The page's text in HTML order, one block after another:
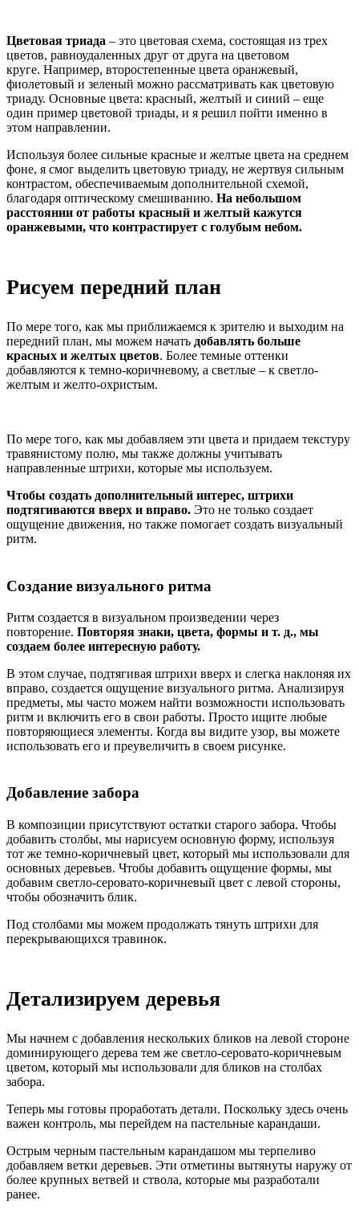
Цветовая триада – это цветовая схема, состоящая из трех
цветов, равноудаленных друг от друга на цветовом
круге. Например, второстепенные цвета оранжевый,
фиолетовый и зеленый можно рассматривать как цветовую
триаду. Основные цвета: красный, желтый и синий – еще
один пример цветовой триады, и я решил пойти именно в
этом направлении.
Используя более сильные красные и желтые цвета на среднем
фоне, я смог выделить цветовую триаду, не жертвуя сильным
контрастом, обеспечиваемым дополнительной схемой,
благодаря оптическому смешиванию. На небольшом
расстоянии от работы красный и желтый кажутся
оранжевыми, что контрастирует с голубым небом.
Рисуем передний план
По мере того, как мы приближаемся к зрителю и выходим на
передний план, мы можем начать добавлять больше
красных и желтых цветов. Более темные оттенки
добавляются к темно-коричневому, а светлые – к светло-
желтым и желто-охристым.
По мере того, как мы добавляем эти цвета и придаем текстуру
травянистому полю, мы также должны учитывать
направленные штрихи, которые мы используем.
Чтобы создать дополнительный интерес, штрихи
подтягиваются вверх и вправо. Это не только создает
ощущение движения, но также помогает создать визуальный
ритм.
Создание визуального ритма
Ритм создается в визуальном произведении через
повторение. Повторяя знаки, цвета, формы и т. д., мы
создаем более интересную работу.
В этом случае, подтягивая штрихи вверх и слегка наклоняя их
вправо, создается ощущение визуального ритма. Анализируя
предметы, мы часто можем найти возможности использовать
ритм и включить его в свои работы. Просто ищите любые
повторяющиеся элементы. Когда вы видите узор, вы можете
использовать его и преувеличить в своем рисунке.
Добавление забора
В композиции присутствуют остатки старого забора. Чтобы
добавить столбы, мы нарисуем основную форму, используя
тот же темно-коричневый цвет, который мы использовали для
основных деревьев. Чтобы добавить ощущение формы, мы
добавим светло-серовато-коричневый цвет с левой стороны,
чтобы обозначить блик.
Под столбами мы можем продолжать тянуть штрихи для
перекрывающихся травинок.
Детализируем деревья
Мы начнем с добавления нескольких бликов на левой стороне
доминирующего дерева тем же светло-серовато-коричневым
цветом, который мы использовали для бликов на столбах
забора.
Теперь мы готовы проработать детали. Поскольку здесь очень
важен контроль, мы перейдем на пастельные карандаши.
Острым черным пастельным карандашом мы терпеливо
добавляем ветки деревьев. Эти отметины вытянуты наружу от
более крупных ветвей и ствола, которые мы разработали
ранее.